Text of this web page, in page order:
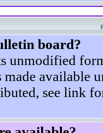
board?
unmodified
made available
see link